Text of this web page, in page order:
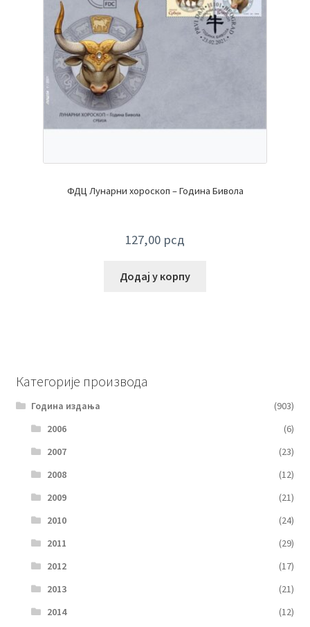
ФДЦ Лунарни хороскоп – Година Бивола
127,00 рсд
Додај у корпу
Категорије производа
Година издања
(903)
2006
(6)
2007
(23)
2008
(12)
2009
(21)
2010
(24)
2011
(29)
2012
(17)
2013
(21)
2014
(12)